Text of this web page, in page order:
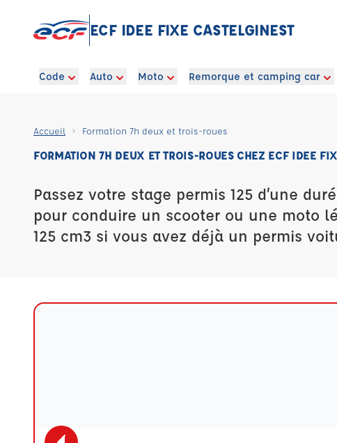
ECF IDEE FIXE CASTELGINEST
Code Auto Moto Remorque et camping car
Accueil Formation 7h deux et trois-roues
FORMATION 7H DEUX ET TROIS-ROUES CHEZ ECF IDEE
Passez votre stage permis 125 d’une
pour conduire un scooter ou une moto
125 cm3 si vous avez déjà un permis